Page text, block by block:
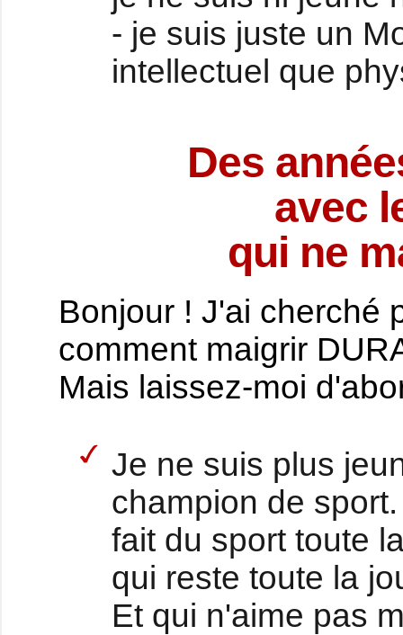
- je suis juste un
intellectuel que
Des
avec
qui ne
Bonjour ! J'ai cherché
comment maigrir
Mais laissez-moi
Je ne suis plus
champion de
fait du sport toute
qui reste toute la
Et qui n'aime pas